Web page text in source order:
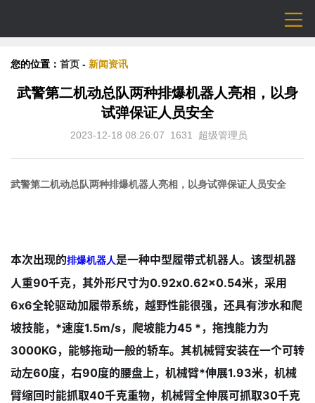
您的位置： 首页 - 新闻资讯
武警第二机动总队两种排爆机器人亮相，以身
试弹保证人员安全
2023-12-18 08:26:07 1631 超级管理员
武警第二机动总队两种排爆机器人亮相，以身试弹保证人员安全
本次出现的排爆机器人是一种中型履带式机器人。该型机器
人重90千克，其外形尺寸为0.92x0.62x0.54米，采用
6x6全轮驱动加履带系统，越野性能很强，还具有涉水和爬
坡技能，*速度1.5m/s，爬坡能力45 *，拖拽能力为
3000KG，能够拖动一般的轿车。其机械臂安装在一个可转
动左60度，右90度的腰盘上，机械臂*伸展1.93米，机械
臂缩回时能抓取40千克重物，机械臂全伸展可抓取30千克